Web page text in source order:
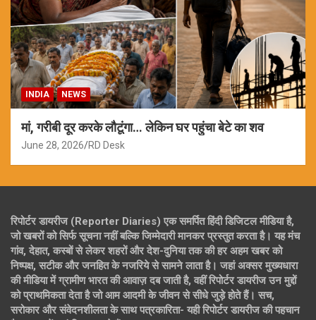
INDIA NEWS
मां, गरीबी दूर करके लौटूंगा… लेकिन घर पहुंचा बेटे का शव
June 28, 2026 RD Desk
रिपोर्टर डायरीज (Reporter Diaries) एक समर्पित हिंदी डिजिटल मीडिया है,
जो खबरों को सिर्फ सूचना नहीं बल्कि जिम्मेदारी मानकर प्रस्तुत करता है। यह मंच
गांव, देहात, कस्बों से लेकर शहरों और देश-दुनिया तक की हर अहम खबर को
निष्पक्ष, सटीक और जनहित के नजरिये से सामने लाता है। जहां अक्सर मुख्यधारा
की मीडिया में ग्रामीण भारत की आवाज़ दब जाती है, वहीं रिपोर्टर डायरीज उन मुद्दों
को प्राथमिकता देता है जो आम आदमी के जीवन से सीधे जुड़े होते हैं। सच,
सरोकार और संवेदनशीलता के साथ पत्रकारिता- यही रिपोर्टर डायरीज की पहचान